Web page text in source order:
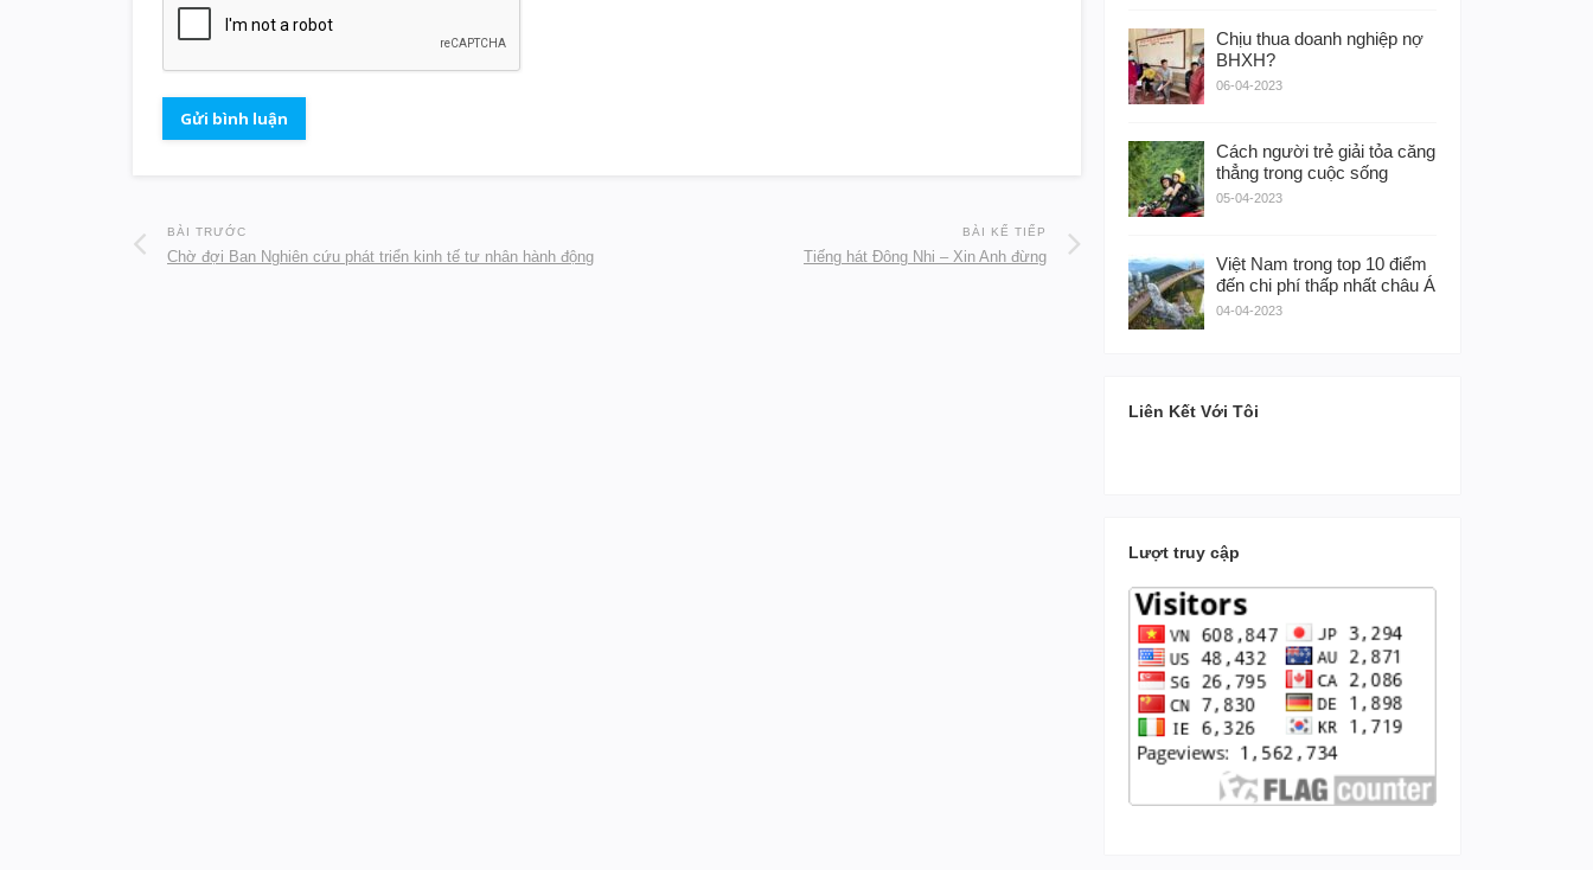
BÀI TRƯỚC
Chờ đợi Ban Nghiên cứu phát triển kinh tế tư nhân hành động
BÀI KẾ TIẾP
Tiếng hát Đông Nhi – Xin Anh đừng
Chịu thua doanh nghiệp nợ
BHXH?
06-04-2023
Cách người trẻ giải tỏa căng
thẳng trong cuộc sống
05-04-2023
Việt Nam trong top 10 điểm
đến chi phí thấp nhất châu Á
04-04-2023
Liên Kết Với Tôi
Lượt truy cập